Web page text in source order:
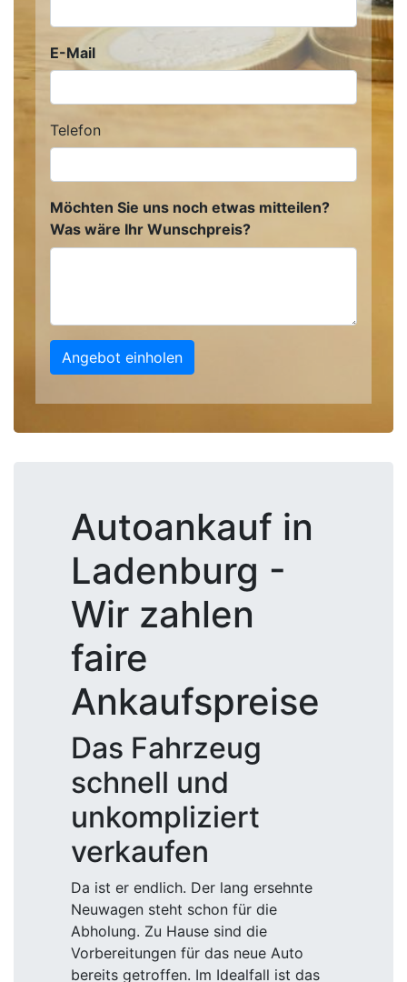
E-Mail
Telefon
Möchten Sie uns noch etwas mitteilen?
Was wäre Ihr Wunschpreis?
Angebot einholen
Autoankauf in
Ladenburg -
Wir zahlen
faire
Ankaufspreise
Das Fahrzeug
schnell und
unkompliziert
verkaufen
Da ist er endlich. Der lang ersehnte
Neuwagen steht schon für die
Abholung. Zu Hause sind die
Vorbereitungen für das neue Auto
bereits getroffen. Im Idealfall ist das